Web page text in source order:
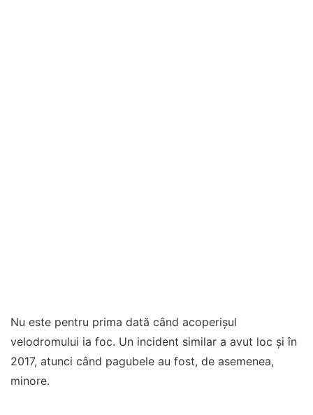
Nu este pentru prima dată când acoperișul
velodromului ia foc. Un incident similar a avut loc și în
2017, atunci când pagubele au fost, de asemenea,
minore.